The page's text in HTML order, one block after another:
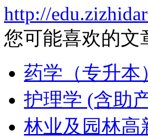
http://
您可能喜欢的文
药学（专升本
护理学 (含助
林业及园林高